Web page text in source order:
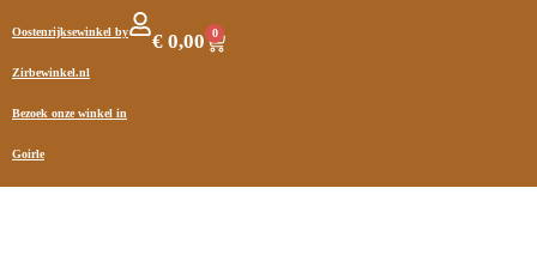
Oostenrijksewinkel by
Zirbewinkel.nl
Bezoek onze winkel in
Goirle
€ 0,00 0